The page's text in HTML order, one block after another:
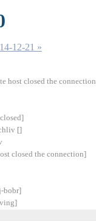
12-21 »
host closed the
[]
closed the connection]
bobr]